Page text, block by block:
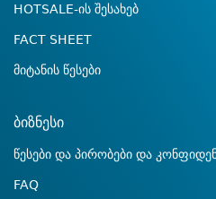
HOTSALE-ის შესახებ
FACT SHEET
მიტანის წესები
ბიზნესი
წესები და პირობები და
FAQ